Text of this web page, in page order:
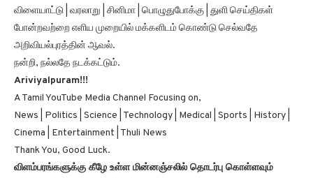
விளையாட்டு | வரலாறு | சினிமா | பொழுதுபோக்கு | துளி செய்திகள்
போன்றவற்றை எளிய முறையில் மக்களிடம் கொண்டு செல்வதே
அறிவியல்புரத்தின் ஆவல்.
நன்றி, நல்லதே நடக்கட்டும்.
Ariviyalpuram!!!
A Tamil YouTube Media Channel Focusing on,
News | Politics | Science | Technology | Medical | Sports | History |
Cinema | Entertainment | Thuli News
Thank You, Good Luck.
விளம்பரங்களுக்கு கீழே உள்ள மின்னஞ்சலில் தொடர்பு கொள்ளவும்